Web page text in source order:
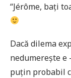
“Jérôme, bați
Dacă dilema
nedumerește
puțin probabil